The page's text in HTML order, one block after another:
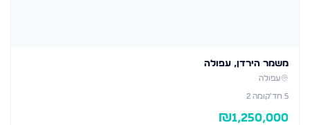
משמר הירדן, עפולה
עפולה
5 חד׳קומה 2
₪1,250,000